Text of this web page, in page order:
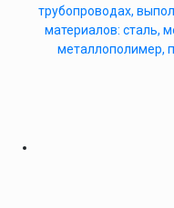
трубопроводах,
материалов: сталь,
металлополимер,